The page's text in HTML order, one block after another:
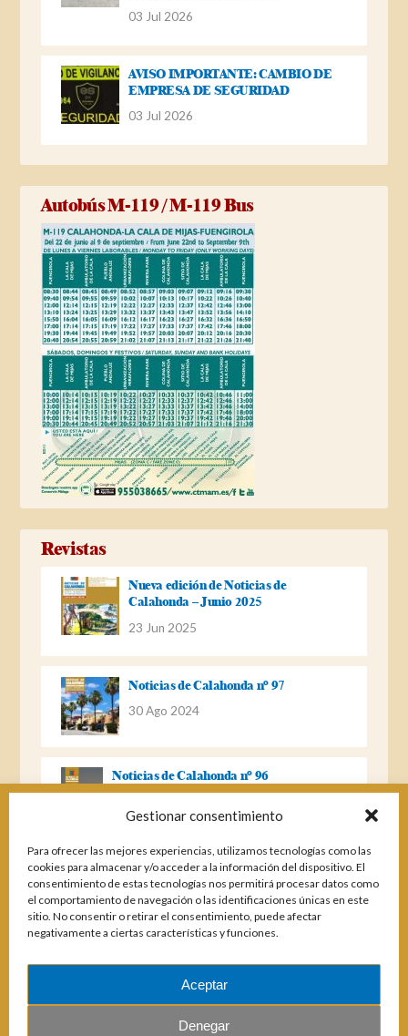
Gestionar consentimiento
Para ofrecer las mejores experiencias, utilizamos tecnologías como las
cookies para almacenar y/o acceder a la información del dispositivo. El
consentimiento de estas tecnologías nos permitirá procesar datos como
el comportamiento de navegación o las identificaciones únicas en este
sitio. No consentir o retirar el consentimiento, puede afectar
negativamente a ciertas características y funciones.
Aceptar
Denegar
03 Jul 2026
AVISO IMPORTANTE: CAMBIO DE
EMPRESA DE SEGURIDAD
03 Jul 2026
Autobús M-119 / M-119 Bus
Revistas
Nueva edición de Noticias de
Calahonda – Junio 2025
23 Jun 2025
Noticias de Calahonda nº 97
30 Ago 2024
Noticias de Calahonda nº 96
Noticias de Calahonda Nº 95
04 Ene 2023